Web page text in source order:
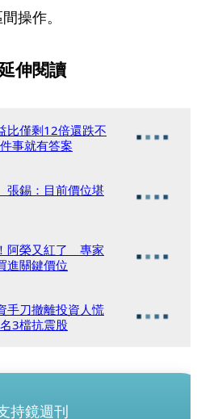
操作。
伸閱讀
比僅剩12倍還跌不
事就有答案
錫：目前價位堪
阿榮又紅了 專家
進關鍵價位
手刀撤離投資人慌
3檔抗震股
持鏡週刊